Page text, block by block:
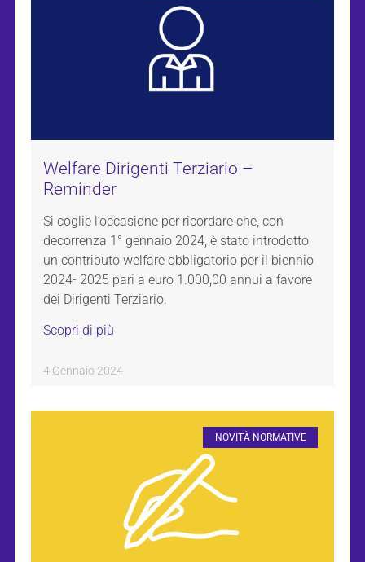
Welfare Dirigenti Terziario –
Reminder
Si coglie l’occasione per ricordare che, con
decorrenza 1° gennaio 2024, è stato introdotto
un contributo welfare obbligatorio per il biennio
2024- 2025 pari a euro 1.000,00 annui a favore
dei Dirigenti Terziario.
Scopri di più
4 Gennaio 2024
NOVITÀ NORMATIVE